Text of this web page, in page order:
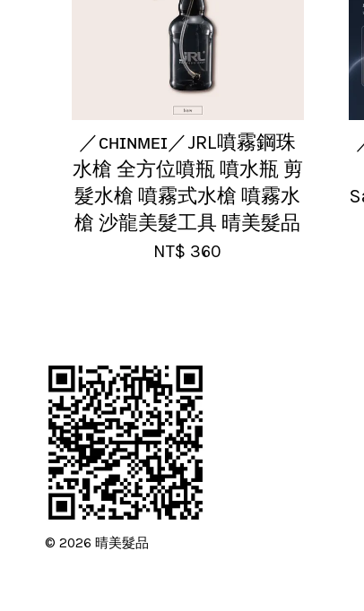
／ᴄʜɪɴᴍᴇɪ／JRL噴霧鋼珠
水槍 全方位噴瓶 噴水瓶 剪
髮水槍 噴霧式水槍 噴霧水
槍 沙龍美髮工具 晴美髮品
NT$ 360
© 2026 晴美髮品